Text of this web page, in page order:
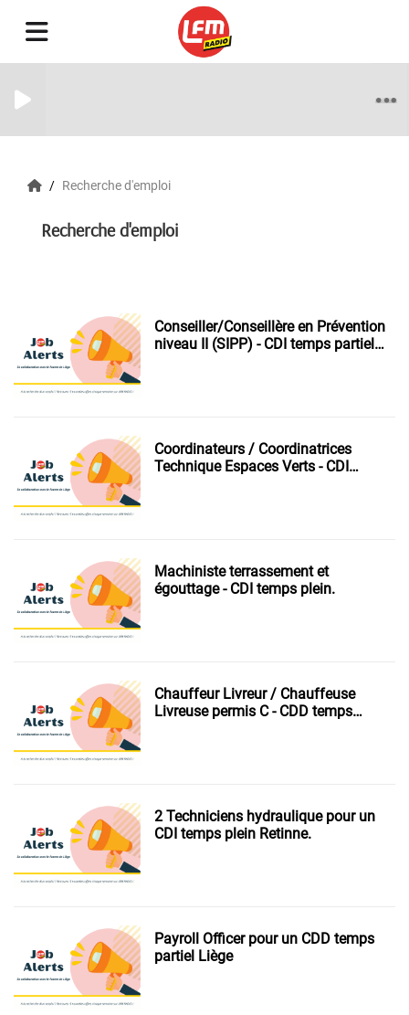
Recherche d'emploi
Recherche d'emploi
Conseiller/Conseillère en Prévention
niveau II (SIPP) - CDI temps partiel
Coordinateurs / Coordinatrices
Technique Espaces Verts - CDI
Machiniste terrassement et
égouttage - CDI temps plein.
Chauffeur Livreur / Chauffeuse
Livreuse permis C - CDD temps
2 Techniciens hydraulique pour un
CDI temps plein Retinne.
Payroll Officer pour un CDD temps
partiel Liège